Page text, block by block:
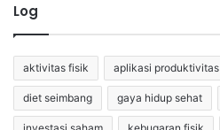
Log
aktivitas fisik aplikasi produktivitas
diet seimbang gaya hidup sehat